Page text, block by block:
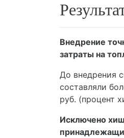
Внедрение
затраты на
До внедрения
составляли
руб. (процент
Исключено